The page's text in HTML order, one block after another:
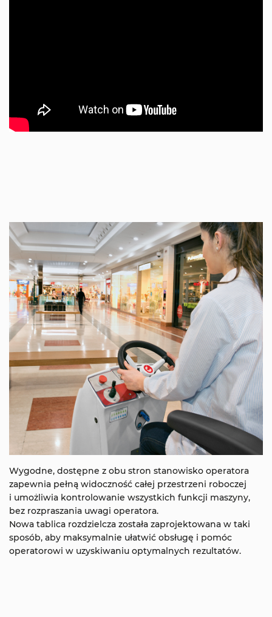
Wygodne, dostępne z obu stron stanowisko operatora
zapewnia pełną widoczność całej przestrzeni roboczej
i umożliwia kontrolowanie wszystkich funkcji maszyny,
bez rozpraszania uwagi operatora.
Nowa tablica rozdzielcza została zaprojektowana w taki
sposób, aby maksymalnie ułatwić obsługę i pomóc
operatorowi w uzyskiwaniu optymalnych rezultatów.